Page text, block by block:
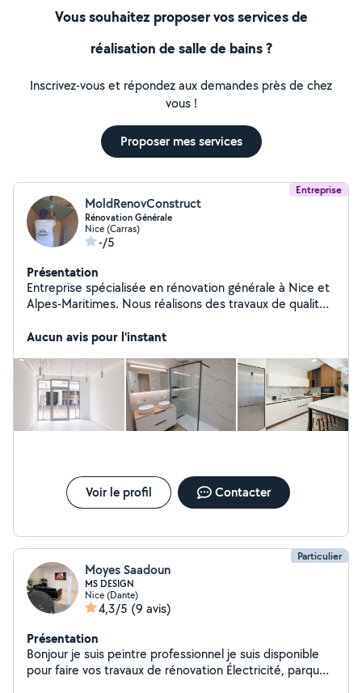
Vous souhaitez proposer vos services de
réalisation de salle de bains ?
Inscrivez-vous et répondez aux demandes près de chez
vous !
Proposer mes services
Entreprise
MoldRenovConstruct
Rénovation Générale
Nice (Carras)
-/5
Présentation
Entreprise spécialisée en rénovation générale à Nice et
Alpes-Maritimes. Nous réalisons des travaux de qualité
Peinture Plomberie Électricité Climatisation Salle de bain
gratuit Intervention rapide Contactez-nous pour votre
projet.
Aucun avis pour l'instant
Voir le profil Contacter
Particulier
Moyes Saadoun
MS DESIGN
Nice (Dante)
4,3/5 (9 avis)
Présentation
Bonjour je suis peintre professionnel je suis disponible
pour faire vos travaux de rénovation Électricité, parquet,